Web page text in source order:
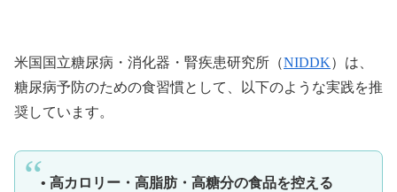
米国国立糖尿病・消化器・腎疾患研究所（NIDDK）は、
糖尿病予防のための食習慣として、以下のような実践を推
奨しています。
• 高カロリー・高脂肪・高糖分の食品を控える